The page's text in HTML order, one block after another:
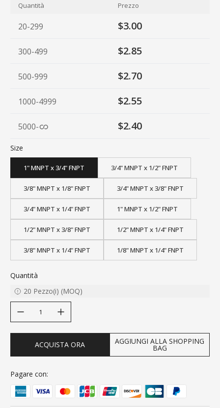
Quantità Prezzo
20-299 $3.00
300-499 $2.85
500-999 $2.70
1000-4999 $2.55
5000- $2.40
Size
1" MNPT x 3/4" FNPT 3/4" MNPT x 1/2" FNPT
3/8" MNPT x 1/8" FNPT 3/4" MNPT x 3/8" FNPT
3/4" MNPT x 1/4" FNPT 1" MNPT x 1/2" FNPT
1/2" MNPT x 3/8" FNPT 1/2" MNPT x 1/4" FNPT
3/8" MNPT x 1/4" FNPT 1/8" MNPT x 1/4" FNPT
Quantità
20 Pezzo(i) (MOQ)
ACQUISTA ORA AGGIUNGI ALLA SHOPPING
BAG
Pagare con: